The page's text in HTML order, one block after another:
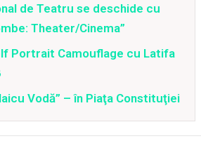
de Teatru se deschide cu
Theater/Cinema”
Portrait Camouflage cu Latifa
Vodă” – în Piaţa Constituţiei